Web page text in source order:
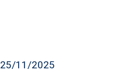
25/11/2025